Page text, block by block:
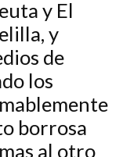
y El
y
de
los
borrosa
al otro